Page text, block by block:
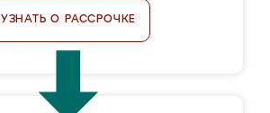
УЗНАТЬ О РАССРОЧКЕ